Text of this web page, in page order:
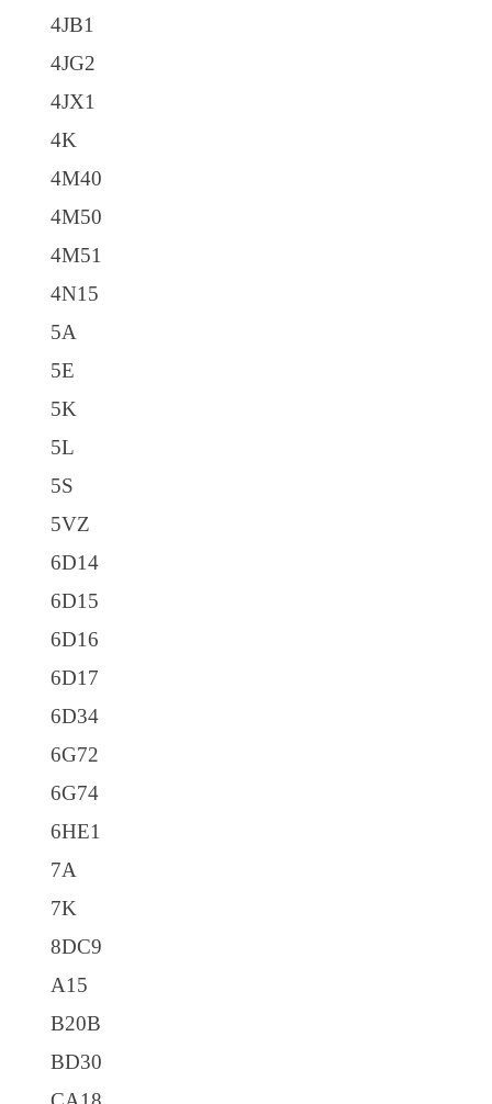
4JB1
4JG2
4JX1
4K
4M40
4M50
4M51
4N15
5A
5E
5K
5L
5S
5VZ
6D14
6D15
6D16
6D17
6D34
6G72
6G74
6HE1
7A
7K
8DC9
A15
B20B
BD30